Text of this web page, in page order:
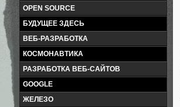
OPEN SOURCE
БУДУЩЕЕ ЗДЕСЬ
ВЕБ-РАЗРАБОТКА
КОСМОНАВТИКА
РАЗРАБОТКА ВЕБ-САЙТОВ
GOOGLE
ЖЕЛЕЗО